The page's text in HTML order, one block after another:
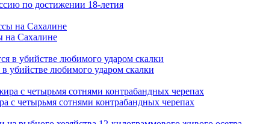
по достижении 18-летия
на Сахалине
убийстве любимого ударом скалки
с четырьмя сотнями контрабандных черепах